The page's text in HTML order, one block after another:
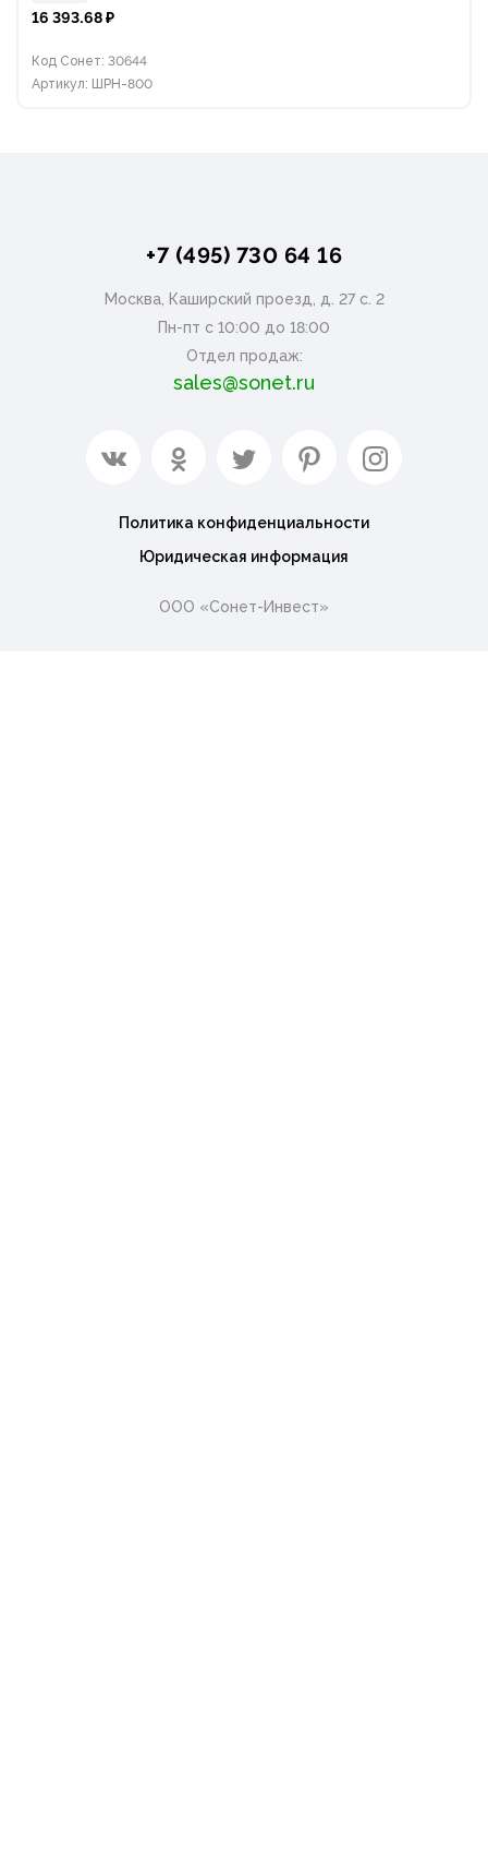
16 393.68 ₽
Код Сонет: 30644
Артикул: ШРН-800
+7 (495) 730 64 16
Москва, Каширский проезд, д. 27 с. 2
Пн-пт с 10:00 до 18:00
Отдел продаж:
sales@sonet.ru
Политика конфиденциальности
Юридическая информация
ООО «Сонет-Инвест»